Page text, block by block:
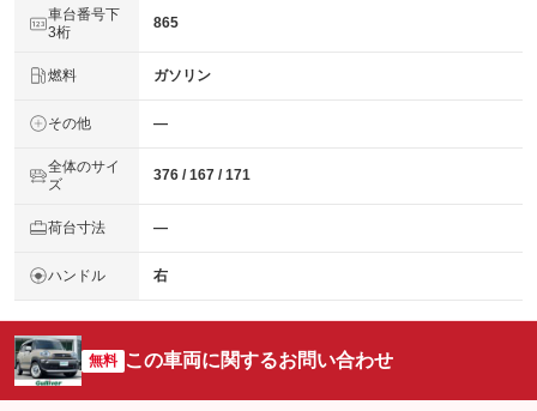
車台番号下
3桁
865
燃料 ガソリン
その他 ―
全体のサイ
ズ
376 / 167 / 171
荷台寸法 ―
ハンドル 右
無料 この車両に関するお問い合わせ